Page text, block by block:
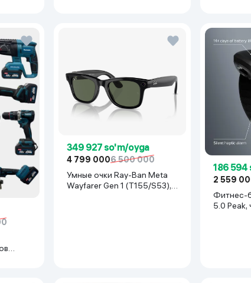
349 927 so'm/oyga
4 799 0006 500 000
Умные очки Ray-Ban Meta
Wayfarer Gen 1 (T155/S53),
186 594
2 559
Фитнес-
5.0 Peak,